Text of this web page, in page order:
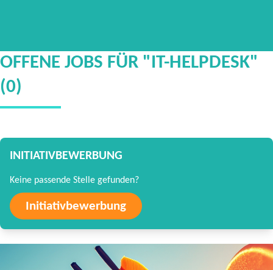
OFFENE JOBS FÜR "IT-HELPDESK"
(0)
INITIATIVBEWERBUNG
Keine passende Stelle gefunden?
Initiativbewerbung